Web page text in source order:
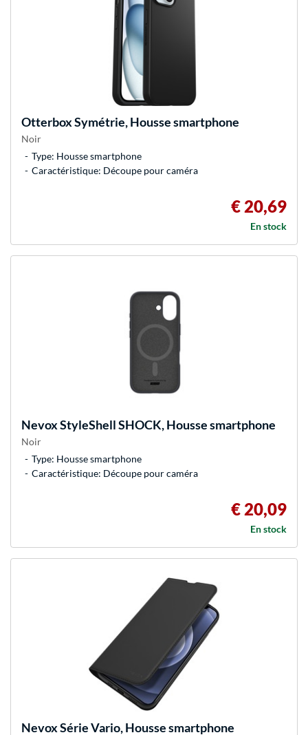
OtterboxSymétrie, Housse smartphone
Noir
Type: Housse smartphone
Caractéristique: Découpe pour caméra
€ 20,69
En stock
NevoxStyleShell SHOCK, Housse smartphone
Noir
Type: Housse smartphone
Caractéristique: Découpe pour caméra
€ 20,09
En stock
NevoxSérie Vario, Housse smartphone